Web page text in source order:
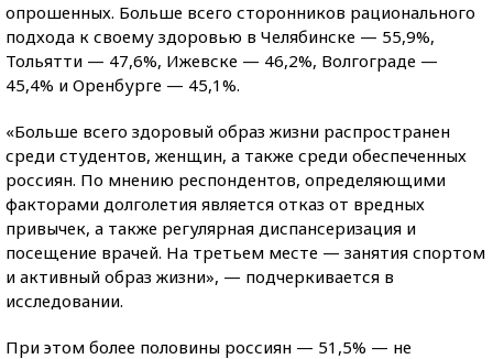
опрошенных. Больше всего сторонников рационального
подхода к своему здоровью в Челябинске — 55,9%,
Тольятти — 47,6%, Ижевске — 46,2%, Волгограде —
45,4% и Оренбурге — 45,1%.
«Больше всего здоровый образ жизни распространен
среди студентов, женщин, а также среди обеспеченных
россиян. По мнению респондентов, определяющими
факторами долголетия является отказ от вредных
привычек, а также регулярная диспансеризация и
посещение врачей. На третьем месте — занятия спортом
и активный образ жизни», — подчеркивается в
исследовании.
При этом более половины россиян — 51,5% — не